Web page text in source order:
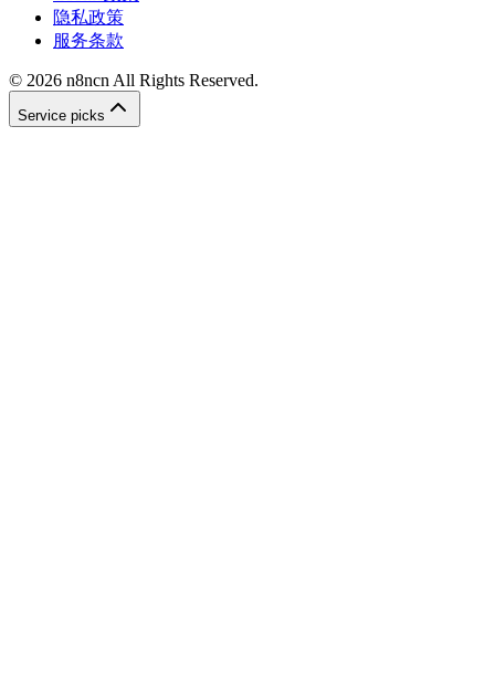
隐私政策
服务条款
© 2026 n8ncn All Rights Reserved.
Service picks